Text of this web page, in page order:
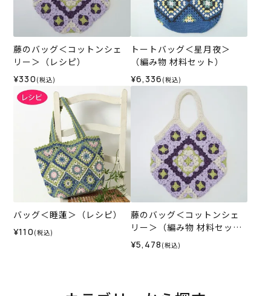
藤のバッグ＜コットンシェ
リー＞（レシピ）
¥330 (税込)
トートバッグ＜星月夜＞
（編み物 材料セット）
¥6,336 (税込)
バッグ＜睡蓮＞（レシピ）
¥110 (税込)
藤のバッグ＜コットンシェ
リー＞（編み物 材料セッ
ト）
¥5,478 (税込)